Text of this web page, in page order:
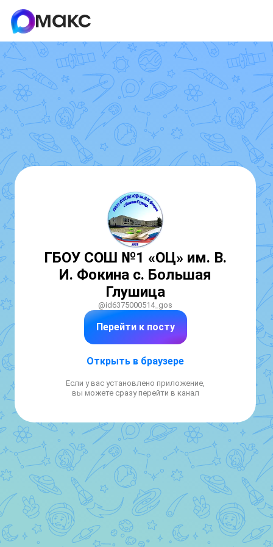
ГБОУ СОШ №1 «ОЦ» им. В.
И. Фокина с. Большая
Глушица
@id6375000514_gos
Перейти к посту
Открыть в браузере
Если у вас установлено приложение,
вы можете сразу перейти в канал